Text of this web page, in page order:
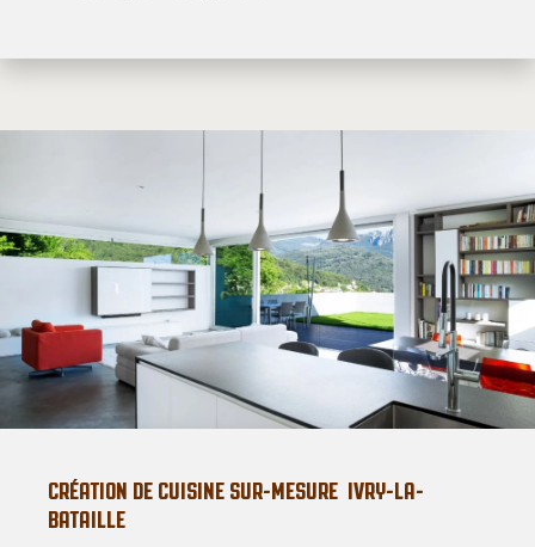
CRÉATION DE CUISINE SUR-MESURE IVRY-LA-
BATAILLE